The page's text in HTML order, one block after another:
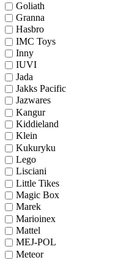
Goliath
Granna
Hasbro
IMC Toys
Inny
IUVI
Jada
Jakks Pacific
Jazwares
Kangur
Kiddieland
Klein
Kukuryku
Lego
Lisciani
Little Tikes
Magic Box
Marek
Marioinex
Mattel
MEJ-POL
Meteor